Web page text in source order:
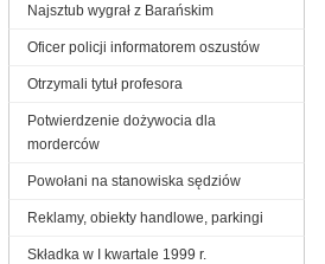
Najsztub wygrał z Barańskim
Oficer policji informatorem oszustów
Otrzymali tytuł profesora
Potwierdzenie dożywocia dla
morderców
Powołani na stanowiska sędziów
Reklamy, obiekty handlowe, parkingi
Składka w I kwartale 1999 r.